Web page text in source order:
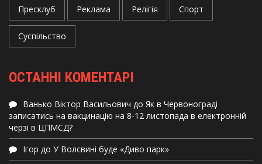
Пресклуб Реклама Релігія Спорт
Суспільство
ОСТАННІ КОМЕНТАРІ
Ванько Віктор Васильович до Як в Червонограді
записатись на вакцинацію на 8-12 листопада в електронній
черзі в ЦПМСД?
Ігор до У Волсвині буде «Диво парк»